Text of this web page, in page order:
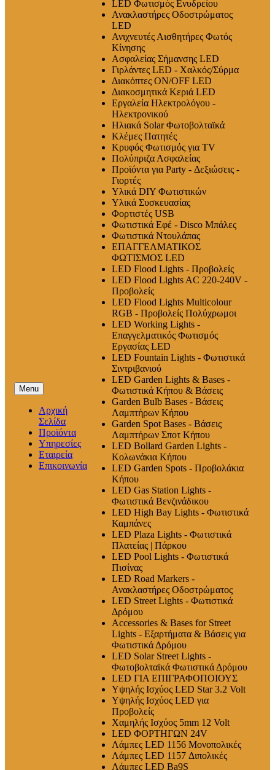
Menu
Αρχική
Σελίδα
Προϊόντα
Υπηρεσίες
Εταιρεία
Επικοινωνία
LED Φωτισμός Ενυδρείου
Ανακλαστήρες Οδοστρώματος
LED
Ανιχνευτές Αισθητήρες Φωτός
Κίνησης
Ασφαλείας Σήμανσης LED
Γιρλάντες LED - Χαλκός/Σύρμα
Διακόπτες ON/OFF LED
Διακοσμητικά Κεριά LED
Εργαλεία Ηλεκτρολόγου -
Ηλεκτρονικού
Ηλιακά Solar Φωτοβολταϊκά
Κλέμες Πατητές
Κρυφός Φωτισμός για TV
Πολύπριζα Ασφαλείας
Προϊόντα για Party - Δεξιώσεις -
Γιορτές
Υλικά DIY Φωτιστικών
Υλικά Συσκευασίας
Φορτιστές USB
Φωτιστικά Εφέ - Disco Μπάλες
Φωτιστικά Ντουλάπας
ΕΠΑΓΓΕΛΜΑΤΙΚΟΣ
ΦΩΤΙΣΜΟΣ LED
LED Flood Lights - Προβολείς
LED Flood Lights AC 220-240V -
Προβολείς
LED Flood Lights Multicolour
RGB - Προβολείς Πολύχρωμοι
LED Working Lights -
Επαγγελματικός Φωτισμός
Εργασίας LED
LED Fountain Lights - Φωτιστικά
Σιντριβανιού
LED Garden Lights & Bases -
Φωτιστικά Κήπου & Βάσεις
Garden Bulb Bases - Βάσεις
Λαμπτήρων Κήπου
Garden Spot Bases - Βάσεις
Λαμπτήρων Σποτ Κήπου
LED Bollard Garden Lights -
Κολωνάκια Κήπου
LED Garden Spots - Προβολάκια
Κήπου
LED Gas Station Lights -
Φωτιστικά Βενζινάδικου
LED High Βay Lights - Φωτιστικά
Καμπάνες
LED Plaza Lights - Φωτιστικά
Πλατείας | Πάρκου
LED Pool Lights - Φωτιστικά
Πισίνας
LED Road Markers -
Ανακλαστήρες Οδοστρώματος
LED Street Lights - Φωτιστικά
Δρόμου
Accessories & Bases for Street
Lights - Εξαρτήματα & Βάσεις για
Φωτιστικά Δρόμου
LED Solar Street Lights -
Φωτοβολταϊκά Φωτιστικά Δρόμου
LED ΓΙΑ ΕΠΙΓΡΑΦΟΠΟΙΟΥΣ
Υψηλής Ισχύος LED Star 3.2 Volt
Υψηλής Ισχύος LED για
Προβολείς
Χαμηλής Ισχύος 5mm 12 Volt
LED ΦΟΡΤΗΓΩΝ 24V
Λάμπες LED 1156 Μονοπολικές
Λάμπες LED 1157 Διπολικές
Λάμπες LED Ba9S